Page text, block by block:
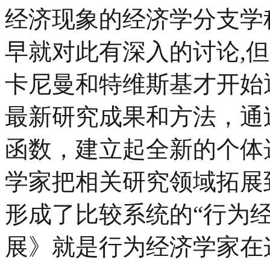
经济现象的经济学分支
早就对此有深入的讨论,
卡尼曼和特维斯基才开
最新研究成果和方法，
函数，建立起全新的个
学家把相关研究领域拓
形成了比较系统的“行为
展》就是行为经济学家